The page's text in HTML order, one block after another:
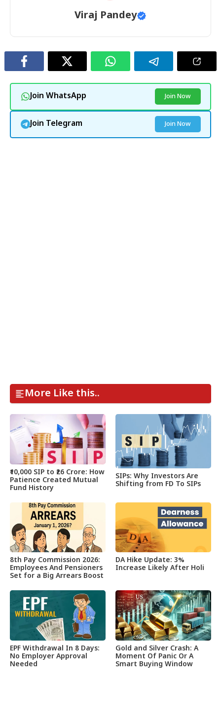
Viraj Pandey
Join WhatsApp Join Now
Join Telegram Join Now
More Like this..
₹10,000 SIP to ₹26 Crore: How
Patience Created Mutual
Fund History
SIPs: Why Investors Are
Shifting from FD To SIPs
8th Pay Commission 2026:
Employees And Pensioners
Set for a Big Arrears Boost
DA Hike Update: 3%
Increase Likely After Holi
EPF Withdrawal In 8 Days:
No Employer Approval
Needed
Gold and Silver Crash: A
Moment Of Panic Or A
Smart Buying Window